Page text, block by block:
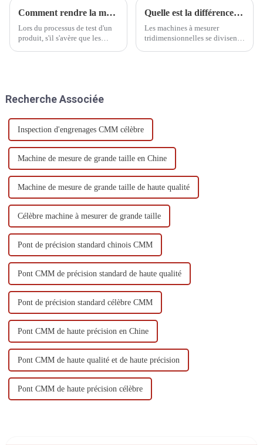
Comment rendre la mesure des pièces plus précise
Lors du processus de test d'un
produit, s'il s'avère que les
est différent...
Quelle est la différence entre une MMT entièrement automatique et semi-automatique ?
Les machines à mesurer
tridimensionnelles se divisent
ordinateur.
Recherche Associée
Inspection d'engrenages CMM célèbre
Machine de mesure de grande taille en Chine
Machine de mesure de grande taille de haute qualité
Célèbre machine à mesurer de grande taille
Pont de précision standard chinois CMM
Pont CMM de précision standard de haute qualité
Pont de précision standard célèbre CMM
Pont CMM de haute précision en Chine
Pont CMM de haute qualité et de haute précision
Pont CMM de haute précision célèbre